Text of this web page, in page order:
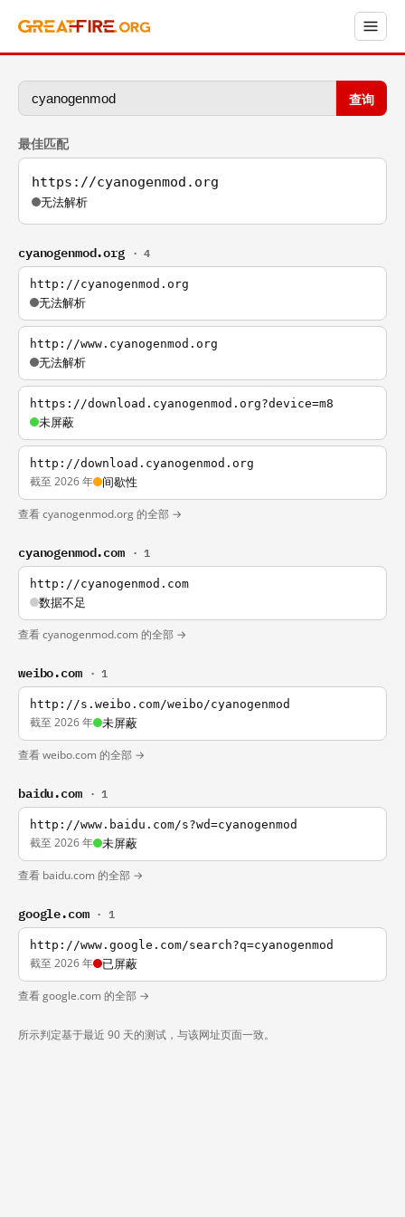
查询
最佳匹配
https://cyanogenmod.org
无法解析
cyanogenmod.org · 4
http://cyanogenmod.org
无法解析
http://www.cyanogenmod.org
无法解析
https://download.cyanogenmod.org?device=m8
未屏蔽
http://download.cyanogenmod.org
截至 2026 年 间歇性
查看 cyanogenmod.org 的全部 →
cyanogenmod.com · 1
http://cyanogenmod.com
数据不足
查看 cyanogenmod.com 的全部 →
weibo.com · 1
http://s.weibo.com/weibo/cyanogenmod
截至 2026 年 未屏蔽
查看 weibo.com 的全部 →
baidu.com · 1
http://www.baidu.com/s?wd=cyanogenmod
截至 2026 年 未屏蔽
查看 baidu.com 的全部 →
google.com · 1
http://www.google.com/search?q=cyanogenmod
截至 2026 年 已屏蔽
查看 google.com 的全部 →
所示判定基于最近 90 天的测试，与该网址页面一致。